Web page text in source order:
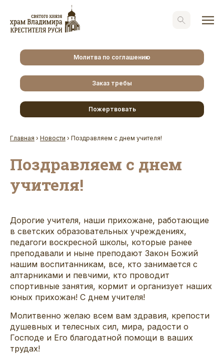
Молитва по соглашению
Заказ требы
Пожертвовать
Главная › Новости › Поздравляем с днем учителя!
Поздравляем с днем
учителя!
Дорогие учителя, наши прихожане, работающие
в светских образовательных учреждениях,
педагоги воскресной школы, которые ранее
преподавали и ныне преподают Закон Божий
нашим воспитанникам, все, кто занимается с
алтарниками и певчими, кто проводит
спортивные занятия, кормит и организует наших
юных прихожан! С днем учителя!
Молитвенно желаю всем вам здравия, крепости
душевных и телесных сил, мира, радости о
Господе и Его благодатной помощи в ваших
трудах!